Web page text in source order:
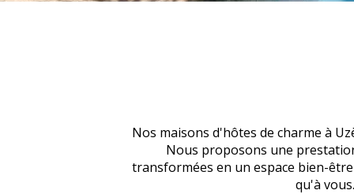
Nos maisons d'hôtes de charme à
Nous proposons une
transformées en un espace bien-
qu'à